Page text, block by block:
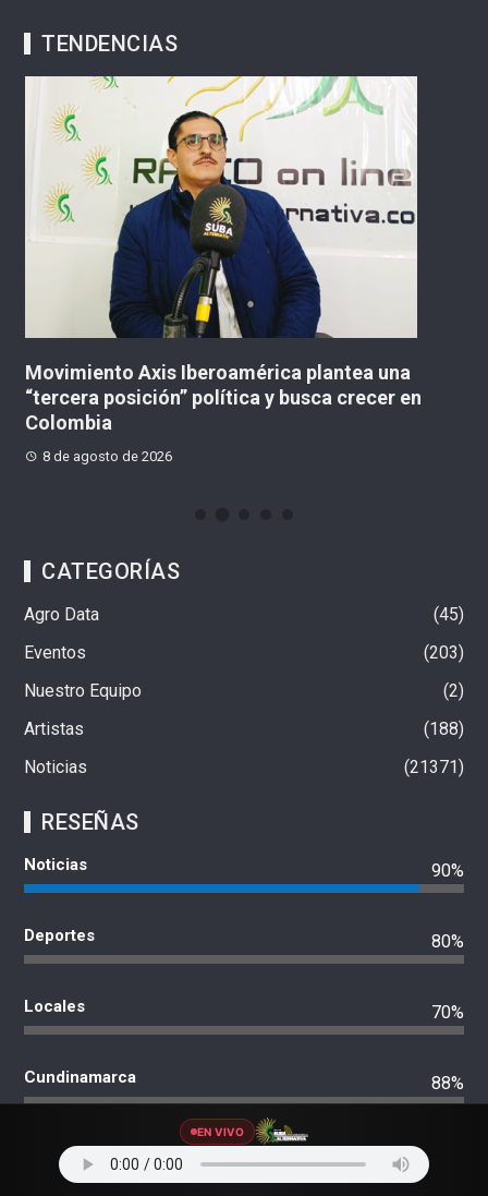
TENDENCIAS
Movimiento Axis Iberoamérica plantea una
“tercera posición” política y busca crecer en
Colombia
8 de agosto de 2026
CATEGORÍAS
Agro Data
45
Eventos
203
Nuestro Equipo
2
Artistas
188
Noticias
21371
RESEÑAS
Noticias 90%
Deportes 80%
Locales 70%
Cundinamarca 88%
EN VIVO